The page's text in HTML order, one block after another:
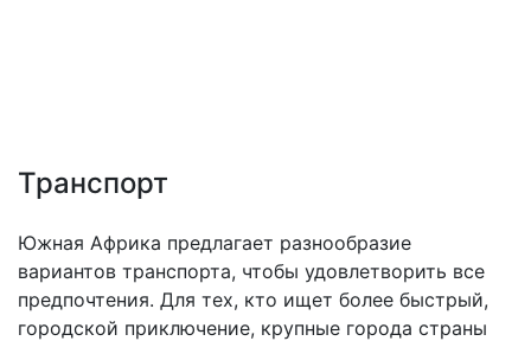
Транспорт
Южная Африка предлагает разнообразие
вариантов транспорта, чтобы удовлетворить все
предпочтения. Для тех, кто ищет более быстрый,
городской приключение, крупные города страны